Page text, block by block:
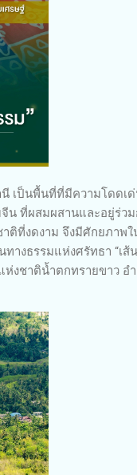
นี เป็นพื้นที่ที่มีความโดดเ
น ที่ผสมผสานและอยู่ร่วม
ติที่งดงาม จึงมีศักยภาพ
างธรรมแห่งศรัทธา “เส้
งชาติน้ำตกทรายขาว อ